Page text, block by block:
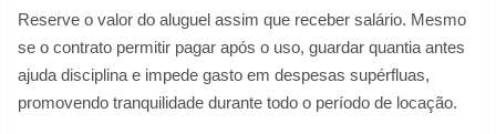
Reserve o valor do aluguel assim que receber salário. Mesmo
se o contrato permitir pagar após o uso, guardar quantia antes
ajuda disciplina e impede gasto em despesas supérfluas,
promovendo tranquilidade durante todo o período de locação.